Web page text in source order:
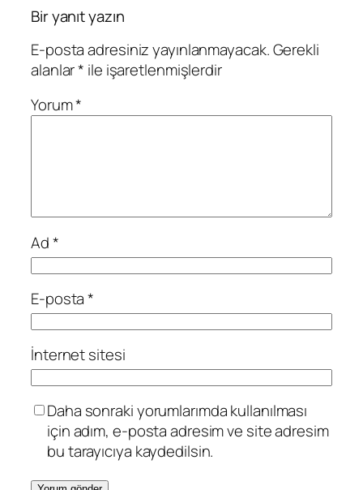
Bir yanıt yazın
E-posta adresiniz yayınlanmayacak.Gerekli
alanlar* ile işaretlenmişlerdir
Yorum*
Ad*
E-posta*
İnternet sitesi
Daha sonraki yorumlarımda kullanılması
için adım, e-posta adresim ve site adresim
bu tarayıcıya kaydedilsin.